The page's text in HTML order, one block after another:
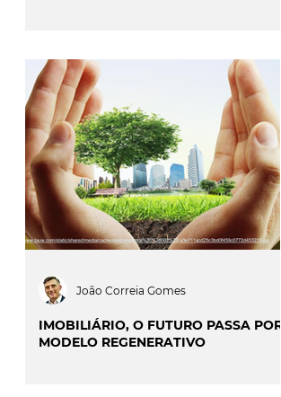
IMOBILIÁRIO, O FUTURO PASSA POR
MODELO REGENERATIVO
João Correia Gomes